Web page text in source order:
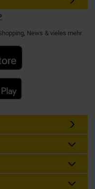
News & vieles mehr